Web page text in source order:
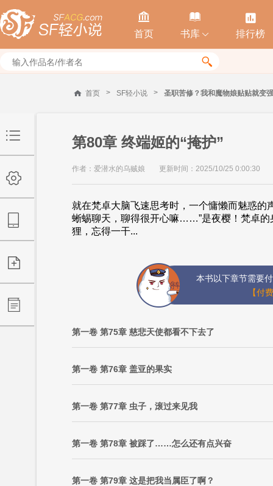

首页

书库 

排行榜

首页 > SF轻小说 > 圣职苦修？我和魔物娘贴贴就变强
第80章 终端姬的“掩护”
作者：爱潜水的乌贼娘 更新时间：2025/10/25 0:00:30
就在梵卓大脑飞速思考时，一个慵懒而魅惑
蜥蜴聊天，聊得很开心嘛……”是夜樱！梵卓的
狸，忘得一干...
本书以下章节需要
【付
第一卷 第75章 慈悲天使都看不下去了
第一卷 第76章 盖亚的果实
第一卷 第77章 虫子，滚过来见我
第一卷 第78章 被踩了……怎么还有点兴奋
第一卷 第79章 这是把我当属臣了啊？